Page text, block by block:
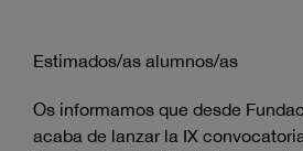
Estimados/as alumnos/as
Os informamos que desde
acaba de lanzar la IX